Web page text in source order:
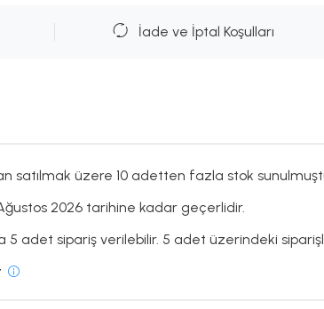
İade ve İptal Koşulları
satılmak üzere 10 adetten fazla stok
2026 tarihine kadar geçerlidir.
adet sipariş verilebilir. 5 adet üzerindeki